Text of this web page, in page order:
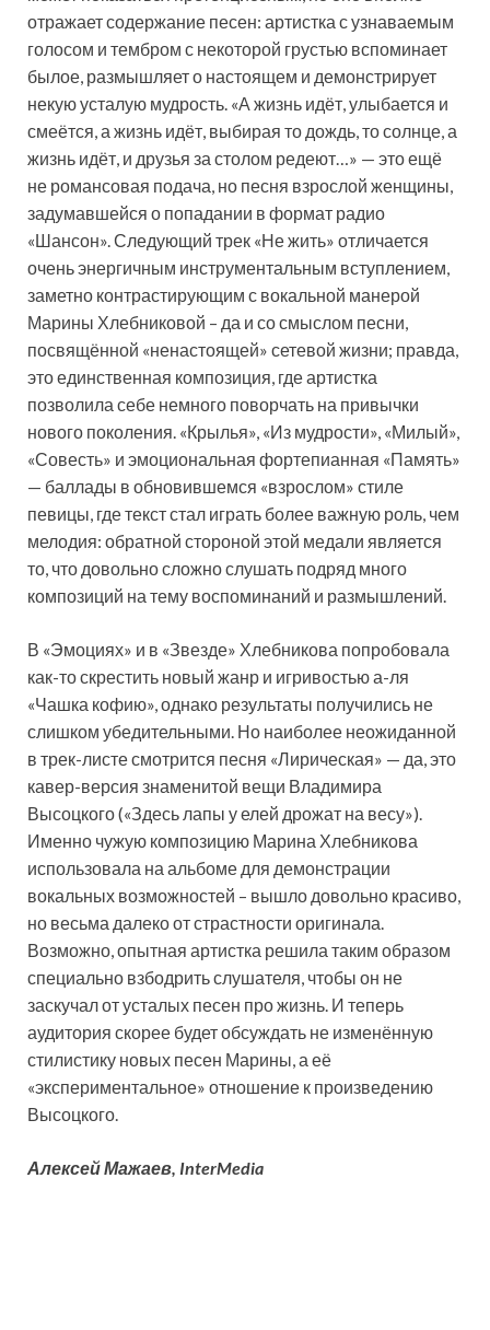
отражает содержание песен: артистка с узнаваемым
голосом и тембром с некоторой грустью вспоминает
былое, размышляет о настоящем и демонстрирует
некую усталую мудрость. «А жизнь идёт, улыбается и
смеётся, а жизнь идёт, выбирая то дождь, то солнце, а
жизнь идёт, и друзья за столом редеют…» — это ещё
не романсовая подача, но песня взрослой женщины,
задумавшейся о попадании в формат радио
«Шансон». Следующий трек «Не жить» отличается
очень энергичным инструментальным вступлением,
заметно контрастирующим с вокальной манерой
Марины Хлебниковой – да и со смыслом песни,
посвящённой «ненастоящей» сетевой жизни; правда,
это единственная композиция, где артистка
позволила себе немного поворчать на привычки
нового поколения. «Крылья», «Из мудрости», «Милый»,
«Совесть» и эмоциональная фортепианная «Память»
— баллады в обновившемся «взрослом» стиле
певицы, где текст стал играть более важную роль, чем
мелодия: обратной стороной этой медали является
то, что довольно сложно слушать подряд много
композиций на тему воспоминаний и размышлений.
В «Эмоциях» и в «Звезде» Хлебникова попробовала
как-то скрестить новый жанр и игривостью а-ля
«Чашка кофию», однако результаты получились не
слишком убедительными. Но наиболее неожиданной
в трек-листе смотрится песня «Лирическая» — да, это
кавер-версия знаменитой вещи Владимира
Высоцкого («Здесь лапы у елей дрожат на весу»).
Именно чужую композицию Марина Хлебникова
использовала на альбоме для демонстрации
вокальных возможностей – вышло довольно красиво,
но весьма далеко от страстности оригинала.
Возможно, опытная артистка решила таким образом
специально взбодрить слушателя, чтобы он не
заскучал от усталых песен про жизнь. И теперь
аудитория скорее будет обсуждать не изменённую
стилистику новых песен Марины, а её
«экспериментальное» отношение к произведению
Высоцкого.
Алексей Мажаев, InterMedia